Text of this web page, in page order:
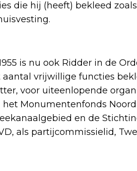
die hij (heeft) bekleed
is nu ook Ridder in de
vrijwillige functies
voor uiteenlopende
Monumentenfonds
en de
als partijcommissielid,